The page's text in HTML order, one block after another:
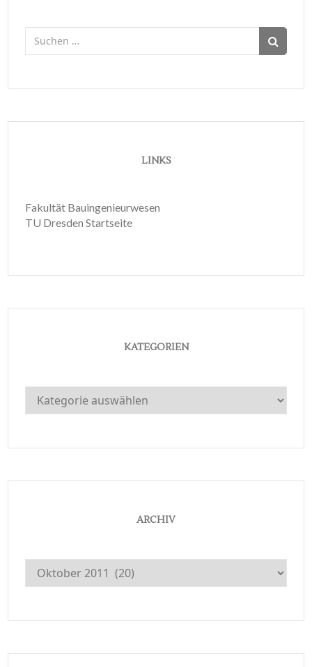
Suchen
nach:
LINKS
Fakultät Bauingenieurwesen
TU Dresden Startseite
KATEGORIEN
Kategorien
ARCHIV
Archiv